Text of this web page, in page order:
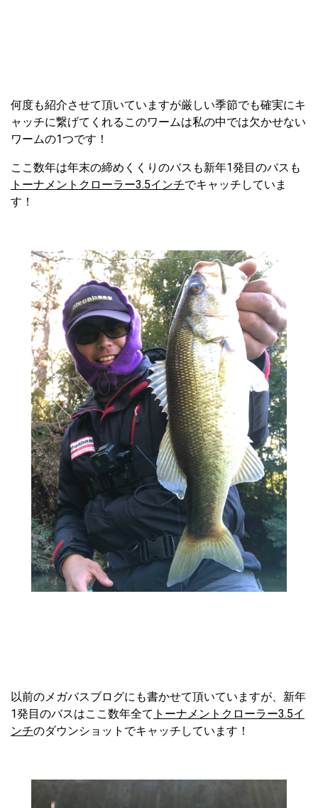
何度も紹介させて頂いていますが厳しい季節でも確実にキ
ャッチに繋げてくれるこのワームは私の中では欠かせない
ワームの1つです！
ここ数年は年末の締めくくりのバスも新年1発目のバスも
トーナメントクローラー3.5インチでキャッチしていま
す！
以前のメガバスブログにも書かせて頂いていますが、新年
1発目のバスはここ数年全て トーナメントクローラー3.5イ
ンチのダウンショットでキャッチしています！